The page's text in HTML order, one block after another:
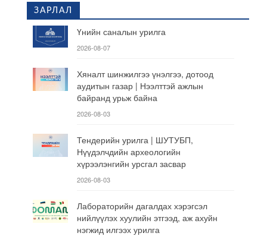
ЗАРЛАЛ
Үнийн саналын урилга
2026-08-07
Хяналт шинжилгээ үнэлгээ, дотоод
аудитын газар | Нээлттэй ажлын
байранд урьж байна
2026-08-03
Тендерийн урилга | ШУТУБП,
Нүүдэлчдийн археологийн
хүрээлэнгийн урсгал засвар
2026-08-03
Лабораторийн дагалдах хэрэгсэл
нийлүүлэх хуулийн этгээд, аж ахуйн
нэгжид илгээх урилга